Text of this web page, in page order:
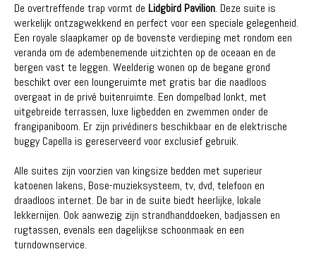
De overtreffende trap vormt de Lidgbird Pavilion. Deze suite is
werkelijk ontzagwekkend en perfect voor een speciale gelegenheid.
Een royale slaapkamer op de bovenste verdieping met rondom een
veranda om de adembenemende uitzichten op de oceaan en de
bergen vast te leggen. Weelderig wonen op de begane grond
beschikt over een loungeruimte met gratis bar die naadloos
overgaat in de privé buitenruimte. Een dompelbad lonkt, met
uitgebreide terrassen, luxe ligbedden en zwemmen onder de
frangipaniboom. Er zijn privédiners beschikbaar en de elektrische
buggy Capella is gereserveerd voor exclusief gebruik.
Alle suites zijn voorzien van kingsize bedden met superieur
katoenen lakens, Bose-muzieksysteem, tv, dvd, telefoon en
draadloos internet. De bar in de suite biedt heerlijke, lokale
lekkernijen. Ook aanwezig zijn strandhanddoeken, badjassen en
rugtassen, evenals een dagelijkse schoonmaak en een
turndownservice.